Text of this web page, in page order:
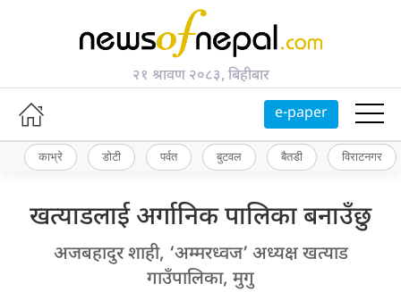
२१ श्रावण २०८३, बिहीबार
e-paper
काभ्रे डोटी पर्वत बुटवल बैतडी विराटनगर
खत्याडलाई अर्गानिक पालिका बनाउँछु
अजबहादुर शाही, ‘अम्मरध्वज’ अध्यक्ष खत्याड
गाउँपालिका, मुगु